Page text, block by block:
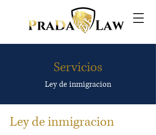
Servicios
Ley de inmigracion
Ley de inmigracion